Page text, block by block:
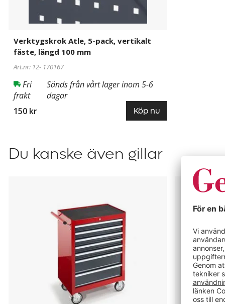
Verktygskrok Atle, 5-pack, vertikalt
fäste, längd 100 mm
Art.nr: 12- 170167
Fri
frakt
Sänds från vårt lager inom 5-6
dagar
150 kr
Köp nu
Du kanske även gillar
Ebba